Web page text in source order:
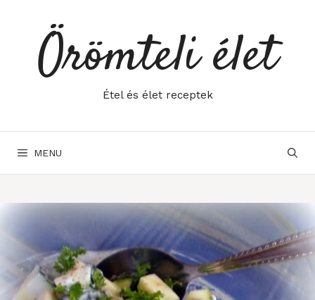
contentÖrömteli élet
Étel és élet receptek
MENU